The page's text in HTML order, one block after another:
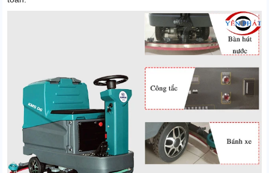
<25%
24 tháng
12 tháng
Thời gian bảo hành bình ắc
quy, sạc và van từ
6 tháng
Xuất xứ Chính hãng
Công suất 1500W